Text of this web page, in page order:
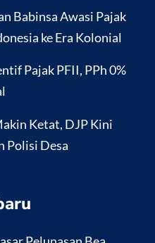
Babinsa Awasi Pajak
ke Era Kolonial
Pajak PFII, PPh 0%
Ketat, DJP Kini
Polisi Desa